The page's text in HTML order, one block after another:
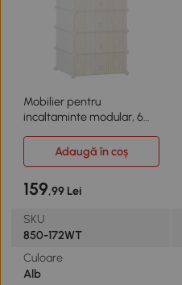
Mobilier pentru
incaltaminte modular, 6
Adaugă în coș
159,99 Lei
SKU
850-172WT
Culoare
Alb